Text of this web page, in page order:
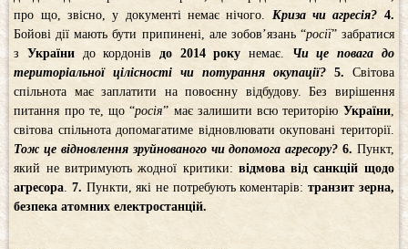
про що, звісно, у документі немає нічого. Криза чи агресія? 4.
Бойові дії мають бути припинені, але зобов’язань “росії” забратися
зУкраїни до кордонів до 2014 року немає. Чи це повага до
територіальної цілісності чи потурання окупації? 5. Світова
спільнота має заплатити на повоєнну відбудову. Без вирішення
питання про те, що “росія” має залишити всю територію України,
світова спільнота допомагатиме відновлювати окуповані території.
Тож це відновлення зруйнованого чи допомога агресору? 6. Пункт,
який не витримують жодної критики: відмова від санкцій щодо
агресора .7. Пункти, які не потребують коментарів: транзит зерна,
безпека атомних електростанцій.